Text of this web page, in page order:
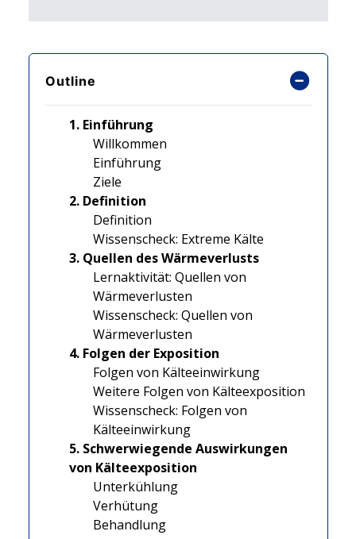
Outline
1. Einführung
Willkommen
Einführung
Ziele
2. Definition
Definition
Wissenscheck: Extreme Kälte
3. Quellen des Wärmeverlusts
Lernaktivität: Quellen von
Wärmeverlusten
Wissenscheck: Quellen von
Wärmeverlusten
4. Folgen der Exposition
Folgen von Kälteeinwirkung
Weitere Folgen von Kälteexposition
Wissenscheck: Folgen von
Kälteeinwirkung
5. Schwerwiegende Auswirkungen
von Kälteexposition
Unterkühlung
Verhütung
Behandlung